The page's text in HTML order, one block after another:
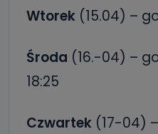
Wtorek (15.04) –
Środa (16.-04) –
18:25
Czwartek (17-04)